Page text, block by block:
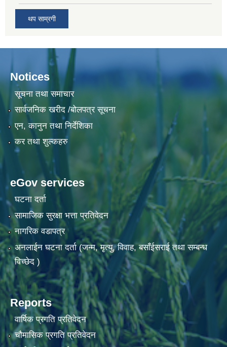
थप साम्रगी
Notices
सूचना तथा समाचार
सार्वजनिक खरीद /बोलपत्र सूचना
एन, कानुन तथा निर्देशिका
कर तथा शुल्कहरु
eGov services
घटना दर्ता
सामाजिक सुरक्षा भत्ता प्रतिवेदन
नागरिक वडापत्र
अनलाईन घटना दर्ता (जन्म, मृत्यु, विवाह, बसाँईसराई तथा सम्बन्ध
विच्छेद )
Reports
वार्षिक प्रगति प्रतिवेदन
चौमासिक प्रगति प्रतिवेदन